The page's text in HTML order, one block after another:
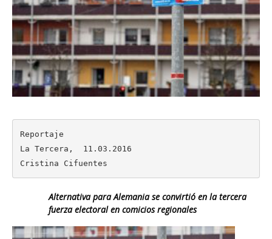
Reportaje
La Tercera,  11.03.2016
Cristina Cifuentes
Alternativa para Alemania se convirtió en la tercera
fuerza electoral en comicios regionales